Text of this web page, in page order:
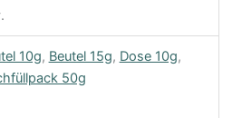
10g, Beutel 15g, Dose 10g,
50g